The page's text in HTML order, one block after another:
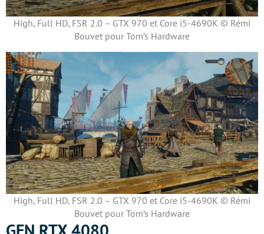
High, Full HD, FSR 2.0 – GTX 970 et Core i5-4690K © Rémi
Bouvet pour Tom’s Hardware
High, Full HD, FSR 2.0 – GTX 970 et Core i5-4690K © Rémi
Bouvet pour Tom’s Hardware